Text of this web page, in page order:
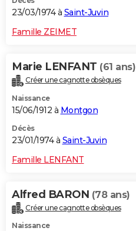
23/03/1974 à Saint-Juvin
Famille ZEIMET
Marie LENFANT (61 ans)
Créer une cagnotte obsèques
Naissance
15/06/1912 à Montgon
Décès
23/01/1974 à Saint-Juvin
Famille LENFANT
Alfred BARON (78 ans)
Créer une cagnotte obsèques
Naissance